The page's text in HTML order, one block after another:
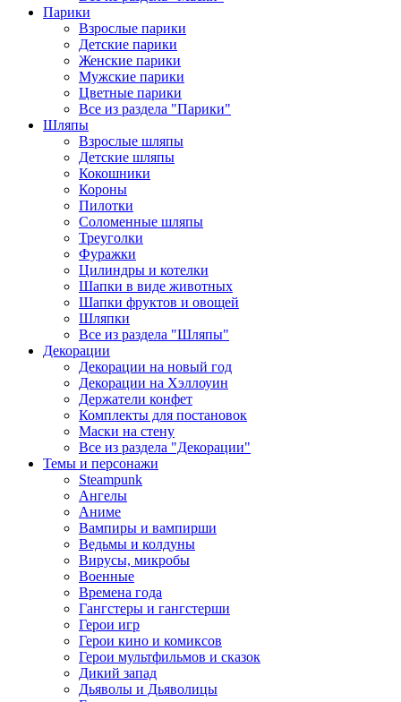
Парики
Взрослые парики
Детские парики
Женские парики
Мужские парики
Цветные парики
Все из раздела "Парики"
Шляпы
Взрослые шляпы
Детские шляпы
Кокошники
Короны
Пилотки
Соломенные шляпы
Треуголки
Фуражки
Цилиндры и котелки
Шапки в виде животных
Шапки фруктов и овощей
Шляпки
Все из раздела "Шляпы"
Декорации
Декорации на новый год
Декорации на Хэллоуин
Держатели конфет
Комплекты для постановок
Маски на стену
Все из раздела "Декорации"
Темы и персонажи
Steampunk
Ангелы
Аниме
Вампиры и вампирши
Ведьмы и колдуны
Вирусы, микробы
Военные
Времена года
Гангстеры и гангстерши
Герои игр
Герои кино и комиксов
Герои мультфильмов и сказок
Дикий запад
Дьяволы и Дьяволицы